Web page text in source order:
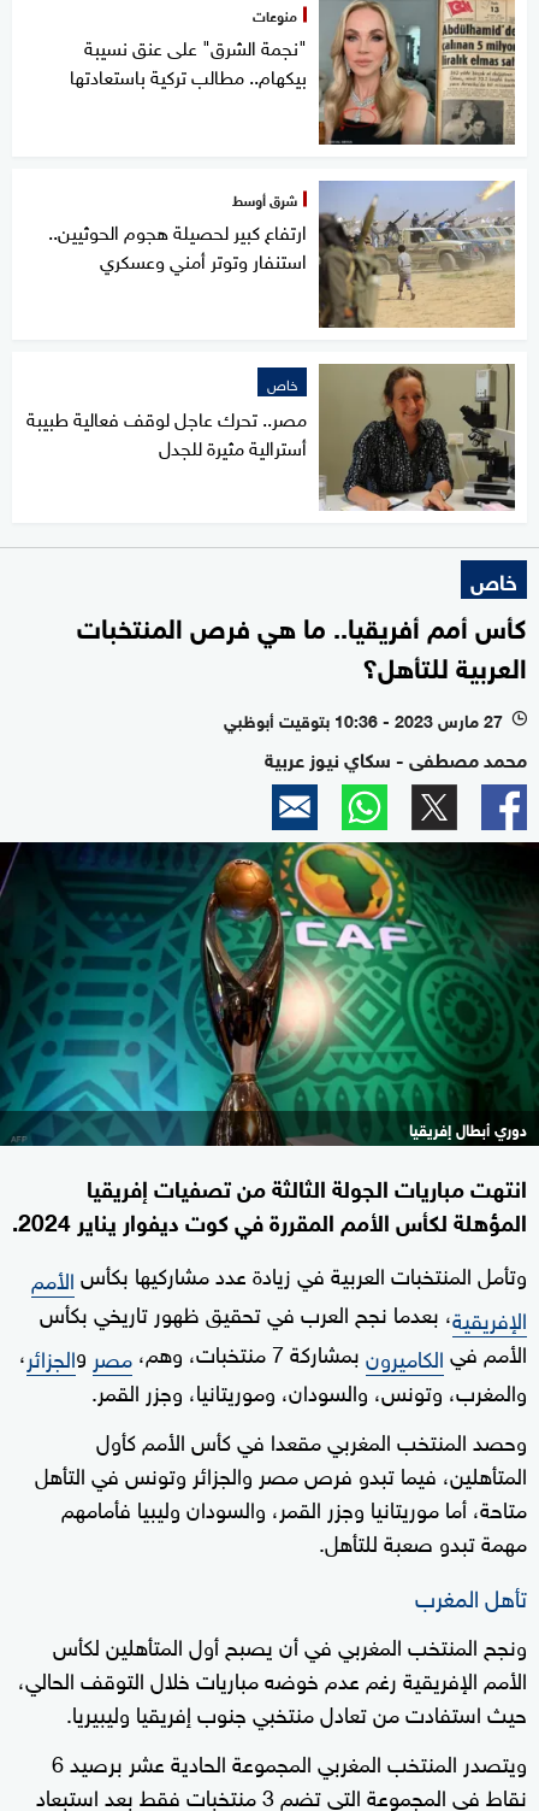
منوعات
"نجمة الشرق" على عنق نسيبة
بيكهام.. مطالب تركية باستعادتها
شرق أوسط
ارتفاع كبير لحصيلة هجوم الحوثيين..
استنفار وتوتر أمني وعسكري
خاص
مصر.. تحرك عاجل لوقف فعالية طبيبة
أسترالية مثيرة للجدل
خاص
كأس أمم أفريقيا.. ما هي فرص المنتخبات
العربية للتأهل؟
l 27 مارس 2023 - 10:36 بتوقيت أبوظبي
محمد مصطفى - سكاي نيوز عربية
دوري أبطال إفريقيا
انتهت مباريات الجولة الثالثة من تصفيات إفريقيا
المؤهلة لكأس الأمم المقررة في كوت ديفوار يناير 2024.
وتأمل المنتخبات العربية في زيادة عدد مشاركيها بكأسالأمم
الإفريقية، بعدما نجح العرب في تحقيق ظهور تاريخي بكأس
الأمم فيالكاميرونبمشاركة 7 منتخبات، وهم، مصر والجزائر،
والمغرب، وتونس، والسودان، وموريتانيا، وجزر القمر.
وحصد المنتخب المغربي مقعدا في كأس الأمم كأول
المتأهلين، فيما تبدو فرص مصر والجزائر وتونس في التأهل
متاحة، أما موريتانيا وجزر القمر، والسودان وليبيا فأمامهم
مهمة تبدو صعبة للتأهل.
تأهل المغرب
ونجح المنتخب المغربي في أن يصبح أول المتأهلين لكأس
الأمم الإفريقية رغم عدم خوضه مباريات خلال التوقف الحالي،
حيث استفادت من تعادل منتخبي جنوب إفريقيا وليبيريا.
ويتصدر المنتخب المغربي المجموعة الحادية عشر برصيد 6
نقاط في المجموعة التي تضم 3 منتخبات فقط بعد استبعاد